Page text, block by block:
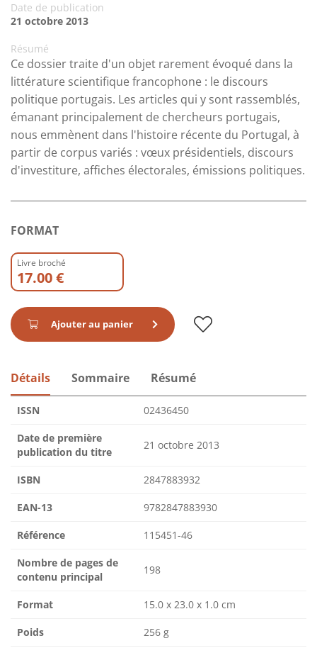
Date de publication
21 octobre 2013
Résumé
Ce dossier traite d'un objet rarement évoqué dans la
littérature scientifique francophone : le discours
politique portugais. Les articles qui y sont rassemblés,
émanant principalement de chercheurs portugais,
nous emmènent dans l'histoire récente du Portugal, à
partir de corpus variés : vœux présidentiels, discours
d'investiture, affiches électorales, émissions politiques.
FORMAT
Livre broché
17.00 €
Ajouter au panier
Détails Sommaire Résumé
ISSN 02436450
Date de première
publication du titre
21 octobre 2013
ISBN 2847883932
EAN-13 9782847883930
Référence 115451-46
Nombre de pages de
contenu principal
198
Format 15.0 x 23.0 x 1.0 cm
Poids 256 g